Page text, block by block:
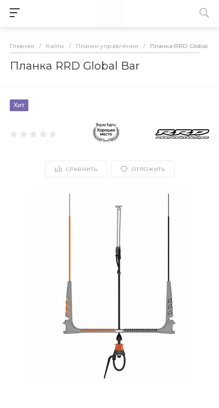
Главная / Кайты / Планки управления / Планка RRD Global Bar
Планка RRD Global Bar
Хит
СРАВНИТЬ ОТЛОЖИТЬ